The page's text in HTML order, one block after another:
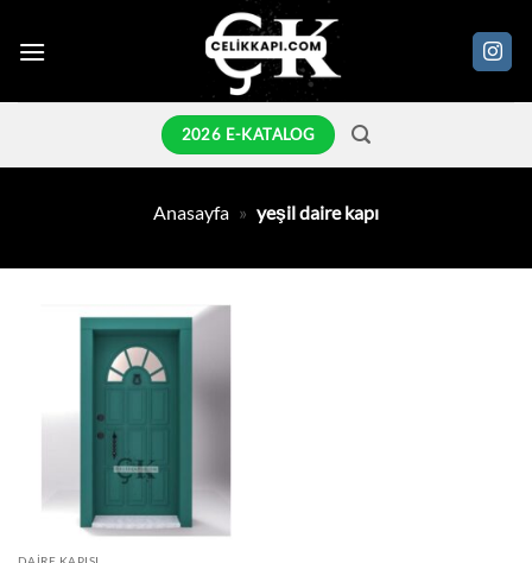
atla
2026 E-KATALOG
Anasayfa » yeşil daire kapı